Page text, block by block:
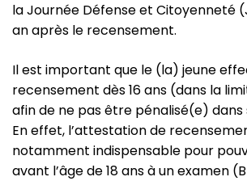
la Journée Défense et Citoyenneté
an après le recensement.
Il est important que le (la) jeune
recensement dès 16 ans (dans la
afin de ne pas être pénalisé(e) dans
En effet, l’attestation de
notamment indispensable pour
avant l’âge de 18 ans à un examen